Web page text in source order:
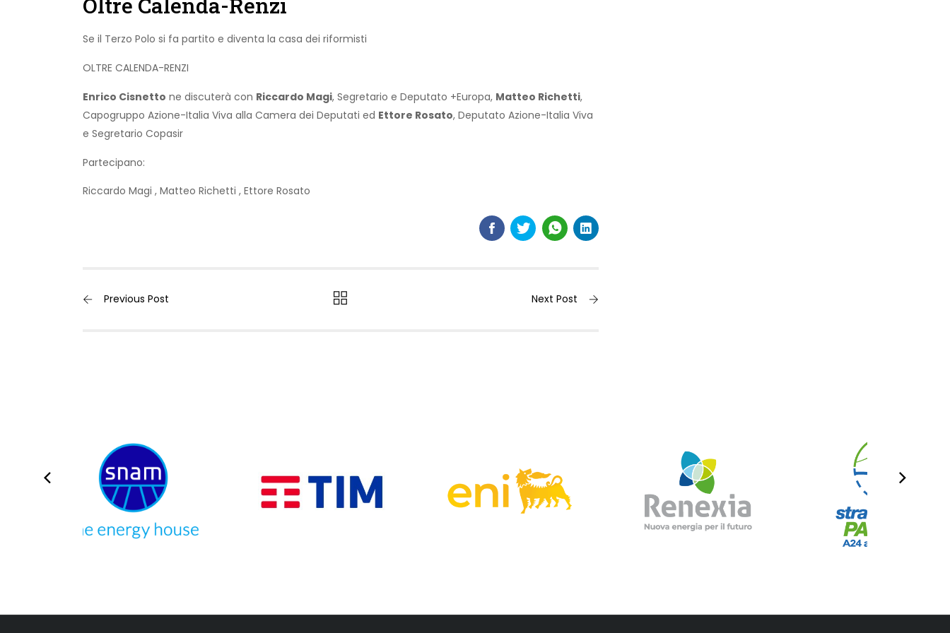
Se il Terzo Polo si fa partito e diventa la casa dei riformisti
OLTRE CALENDA-RENZI
Enrico Cisnetto ne discuterà con Riccardo Magi, Segretario e Deputato +Europa, Matteo Richetti,
Capogruppo Azione-Italia Viva alla Camera dei Deputati ed Ettore Rosato, Deputato Azione-Italia Viva
e Segretario Copasir
Partecipano:
Riccardo Magi , Matteo Richetti , Ettore Rosato
Previous Post Next Post